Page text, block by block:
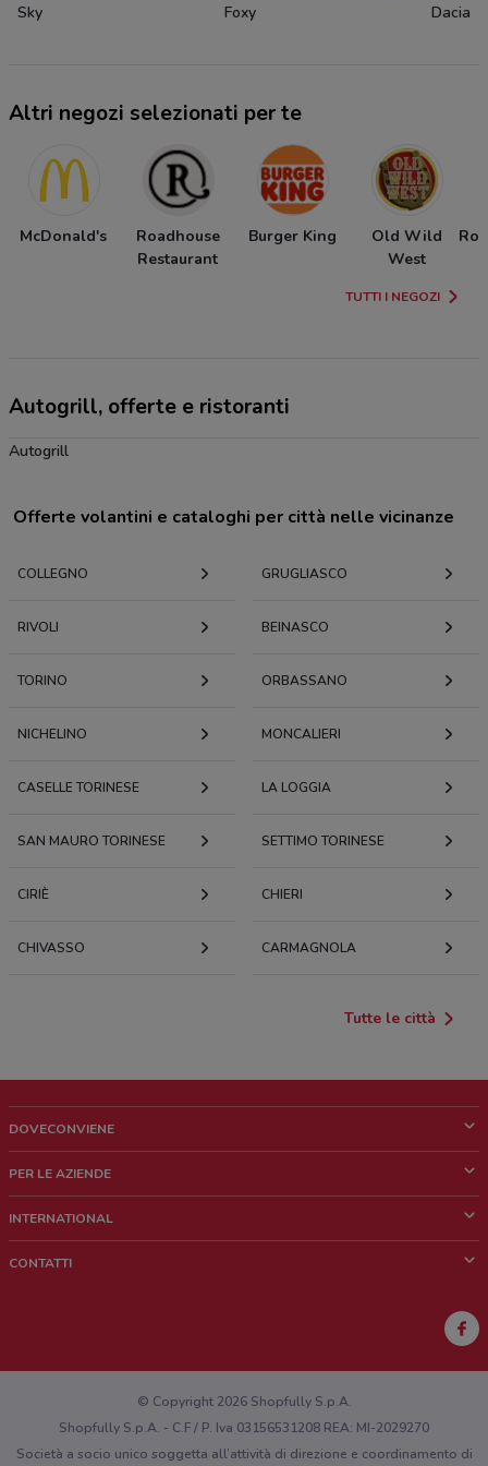
Sky Foxy Dacia
Altri negozi selezionati per te
McDonald's
Roadhouse
Restaurant
Burger King
Old Wild
West
TUTTI I NEGOZI
Autogrill, offerte e ristoranti
Autogrill
Offerte volantini e cataloghi per città nelle vicinanze
COLLEGNO GRUGLIASCO
RIVOLI BEINASCO
TORINO ORBASSANO
NICHELINO MONCALIERI
CASELLE TORINESE LA LOGGIA
SAN MAURO TORINESE SETTIMO TORINESE
CIRIÈ CHIERI
CHIVASSO CARMAGNOLA
Tutte le città
DOVECONVIENE
Chi siamo
Lavora con noi
PER LE AZIENDE
Richieste commerciali e marketing
INTERNATIONAL
CONTATTI
Hai un malfunzionamento sul web o sull'app?
© Copyright 2026 Shopfully S.p.A.
Shopfully S.p.A. - C.F / P. Iva 03156531208 REA: MI-2029270
Società a socio unico soggetta all’attività di direzione e coordinamento di